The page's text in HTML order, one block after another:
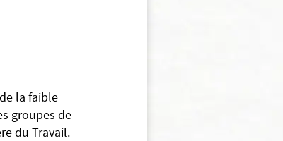
la faible
groupes de
du Travail.